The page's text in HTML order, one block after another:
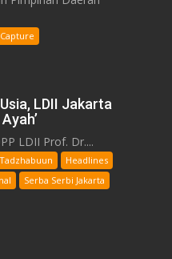
LDII Jakarta
LDII Prof. Dr....
Headlines
Serba Serbi Jakarta